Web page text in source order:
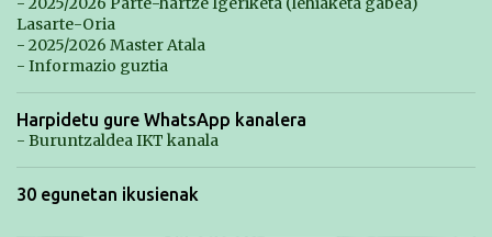
Lasarte-Oria
- 2025/2026 Master Atala
- Informazio guztia
Harpidetu gure WhatsApp kanalera
- Buruntzaldea IKT kanala
30 egunetan ikusienak